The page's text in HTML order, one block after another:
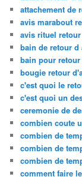
attachement de
avis marabout
avis rituel
bain de retour d
bain pour
bougie retour
c'est quoi le
c'est quoi un
ceremonie de
combien coute
combien de
combien de
combien de
comment faire